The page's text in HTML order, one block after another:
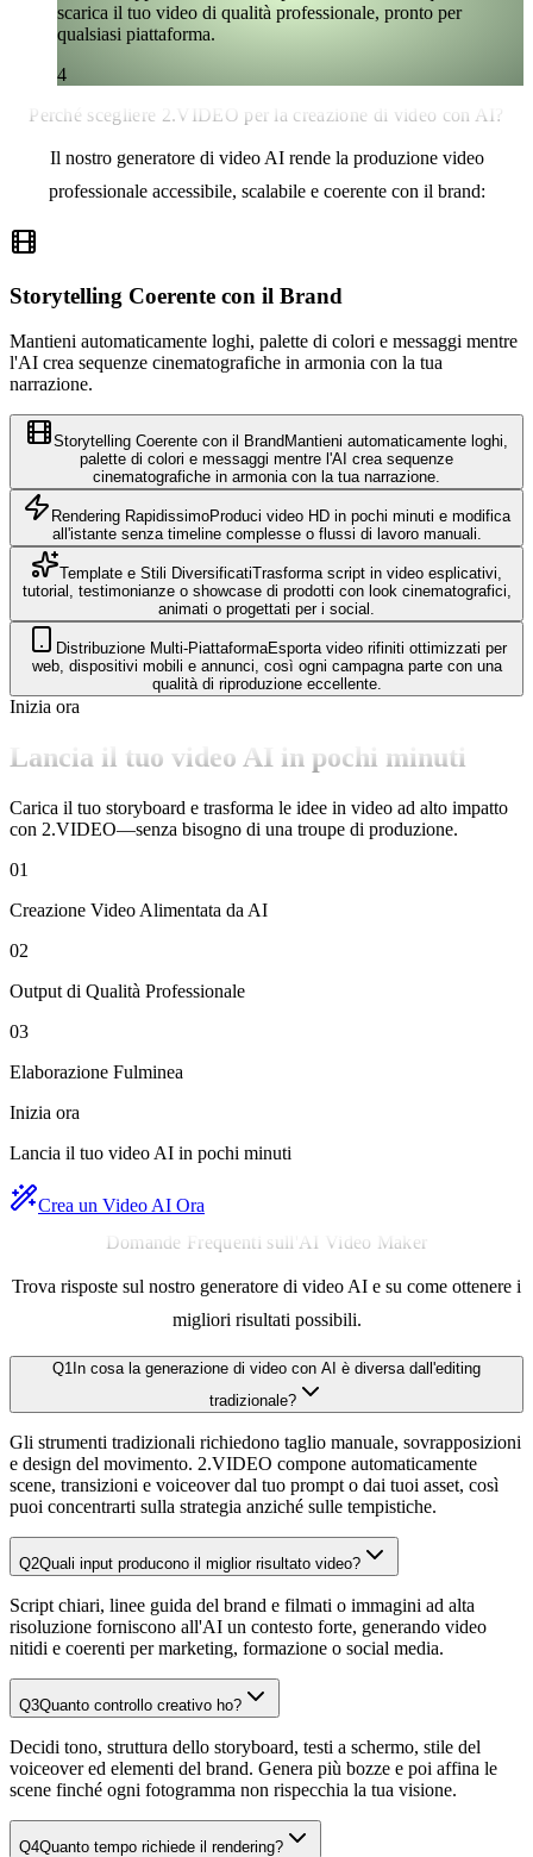
scarica il tuo video di qualità professionale, pronto per
qualsiasi piattaforma.
4
Perché scegliere 2.VIDEO per la creazione di video con AI?
Il nostro generatore di video AI rende la produzione video
professionale accessibile, scalabile e coerente con il brand:
Storytelling Coerente con il Brand
Mantieni automaticamente loghi, palette di colori e messaggi mentre
l'AI crea sequenze cinematografiche in armonia con la tua
narrazione.
Storytelling Coerente con il Brand Mantieni automaticamente loghi,
palette di colori e messaggi mentre l'AI crea sequenze
cinematografiche in armonia con la tua narrazione.
Rendering RapidissimoProduci video HD in pochi minuti e modifica
all'istante senza timeline complesse o flussi di lavoro manuali.
Template e Stili DiversificatiTrasforma script in video esplicativi,
tutorial, testimonianze o showcase di prodotti con look cinematografici,
animati o progettati per i social.
Distribuzione Multi-PiattaformaEsporta video rifiniti ottimizzati per
web, dispositivi mobili e annunci, così ogni campagna parte con una
qualità di riproduzione eccellente.
Inizia ora
Lancia il tuo video AI in pochi minuti
Carica il tuo storyboard e trasforma le idee in video ad alto impatto
con 2.VIDEO—senza bisogno di una troupe di produzione.
01
Creazione Video Alimentata da AI
02
Output di Qualità Professionale
03
Elaborazione Fulminea
Inizia ora
Lancia il tuo video AI in pochi minuti
Crea un Video AI Ora
Domande Frequenti sull'AI Video Maker
Trova risposte sul nostro generatore di video AI e su come ottenere i
migliori risultati possibili.
Q1 In cosa la generazione di video con AI è diversa dall'editing
tradizionale?
Gli strumenti tradizionali richiedono taglio manuale, sovrapposizioni
e design del movimento. 2.VIDEO compone automaticamente
scene, transizioni e voiceover dal tuo prompt o dai tuoi asset, così
puoi concentrarti sulla strategia anziché sulle tempistiche.
Q2Quali input producono il miglior risultato video?
Script chiari, linee guida del brand e filmati o immagini ad alta
risoluzione forniscono all'AI un contesto forte, generando video
nitidi e coerenti per marketing, formazione o social media.
Q3Quanto controllo creativo ho?
Decidi tono, struttura dello storyboard, testi a schermo, stile del
voiceover ed elementi del brand. Genera più bozze e poi affina le
scene finché ogni fotogramma non rispecchia la tua visione.
Q4Quanto tempo richiede il rendering?